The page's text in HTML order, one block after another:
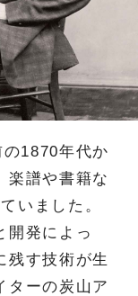
1870年代か
楽譜や書籍な
いました。
開発によっ
残す技術が生
ターの炭山ア